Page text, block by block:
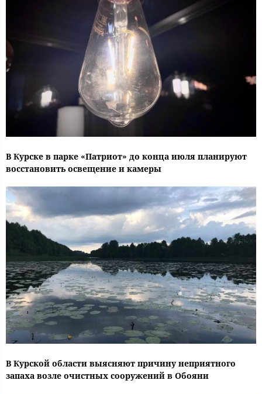
В Курске в парке «Патриот» до конца июля планируют
восстановить освещение и камеры
В Курской области выясняют причину неприятного
запаха возле очистных сооружений в Обояни